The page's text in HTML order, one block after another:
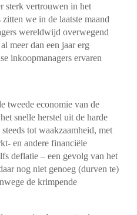
sterk vertrouwen in het
we in de laatste maand
wereldwijd overwegend
meer dan een jaar erg
inkoopmanagers ervaren
tweede economie van de
snelle herstel uit de harde
tot waakzaamheid, met
en andere financiële
deflatie – een gevolg van het
nog niet genoeg (durven te)
de krimpende